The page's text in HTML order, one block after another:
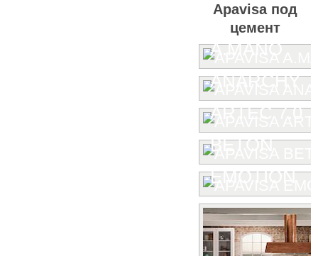
Apavisa под
цемент
A.MANO
ANARCHY
ARTEC 7.0
BETON
EMOTION